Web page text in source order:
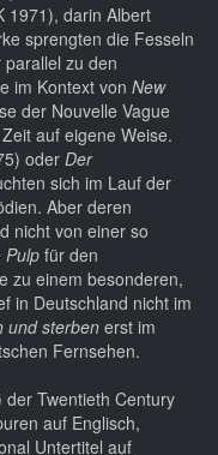
1971), darin Albert
sprengten die Fesseln
zu den
im Kontext von New
der Nouvelle Vague
auf eigene Weise.
oder Der
sich im Lauf der
Aber deren
nicht von einer so
Pulp für den
zu einem besonderen,
in Deutschland nicht im
und sterben erst im
Fernsehen.
der Twentieth Century
auf Englisch,
Untertitel auf